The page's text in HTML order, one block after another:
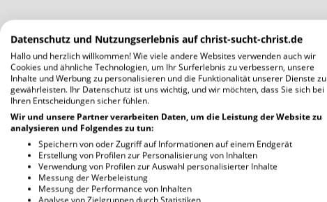
Datenschutz und Nutzungserlebnis auf christ-sucht-christ.de
Hallo und herzlich willkommen! Wie viele andere Websites verwenden auch wir
Cookies und ähnliche Technologien, um Ihr Surferlebnis zu verbessern, unsere
Inhalte und Werbung zu personalisieren und die Funktionalität unserer Dienste zu
gewährleisten. Ihr Datenschutz ist uns wichtig, und wir möchten, dass Sie sich bei
Ihren Entscheidungen sicher fühlen.
Wir und unsere Partner verarbeiten Daten, um die Leistung der Website zu
analysieren und Folgendes zu tun:
Speichern von oder Zugriff auf Informationen auf einem Endgerät
Erstellung von Profilen zur Personalisierung von Inhalten
Verwendung von Profilen zur Auswahl personalisierter Inhalte
Messung der Werbeleistung
Messung der Performance von Inhalten
Analyse von Zielgruppen durch Statistiken